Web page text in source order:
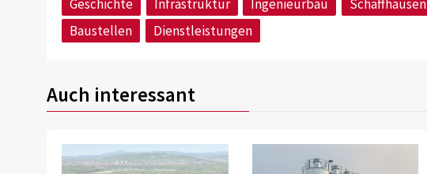
Geschichte
Infrastruktur Ingenieurbau Schaffhausen
Baustellen
Dienstleistungen
Auch interessant